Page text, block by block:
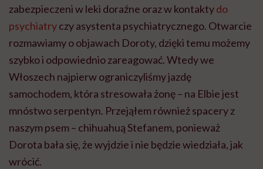
zabezpieczeni w leki doraźne oraz w kontaktydo
psychiatryczy asystenta psychiatrycznego. Otwarcie
rozmawiamy o objawach Doroty, dzięki temu możemy
szybko i odpowiednio zareagować. Wtedy we
Włoszech najpierw ograniczyliśmy jazdę
samochodem, która stresowała żonę – na Elbie jest
mnóstwo serpentyn. Przejąłem również spacery z
naszym psem – chihuahuą Stefanem, ponieważ
Dorota bała się, że wyjdzie i nie będzie wiedziała, jak
wrócić.